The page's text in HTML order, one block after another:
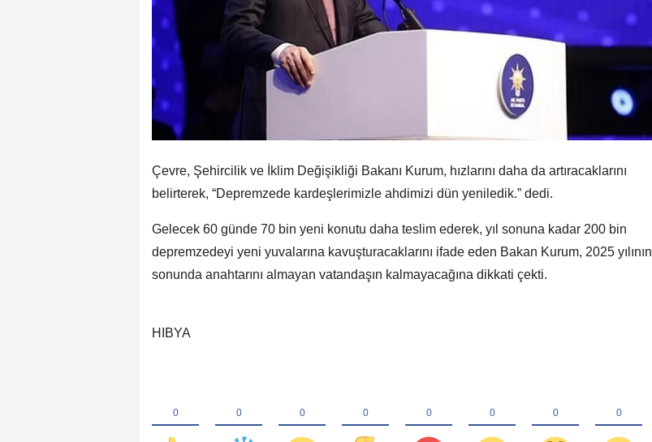
Çevre, Şehircilik ve İklim Değişikliği Bakanı Kurum, hızlarını daha da artıracaklarını
belirterek, “Depremzede kardeşlerimizle ahdimizi dün yeniledik.” dedi.
Gelecek 60 günde 70 bin yeni konutu daha teslim ederek, yıl sonuna kadar 200 bin
depremzedeyi yeni yuvalarına kavuşturacaklarını ifade eden Bakan Kurum, 2025 yılının
sonunda anahtarını almayan vatandaşın kalmayacağına dikkati çekti.
HIBYA